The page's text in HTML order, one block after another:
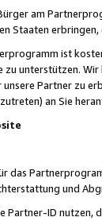
am
Staaten erbringen,
ist
zu unterstützen.
Partner zu
an Sie
das
und
Partner-ID nutzen,